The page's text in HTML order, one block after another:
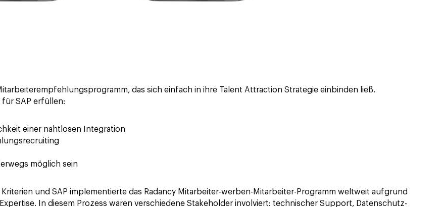
das sich einfach in ihre Talent Attraction Strategie einbinden ließ.
SAP erfüllen:
einer nahtlosen Integration
möglich sein
und SAP implementierte das Radancy Mitarbeiter-werben-Mitarbeiter-Programm weltweit aufgrund
In diesem Prozess waren verschiedene Stakeholder involviert: technischer Support, Datenschutz-